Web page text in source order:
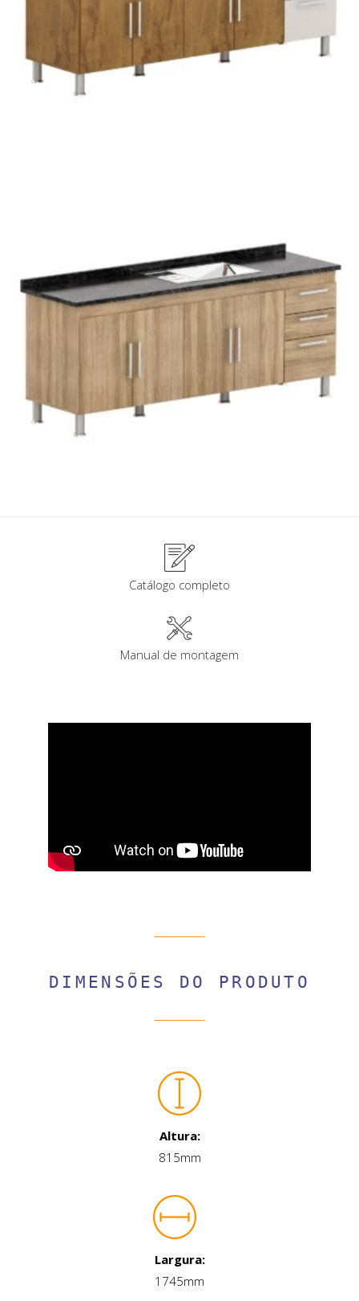
Catálogo completo
Manual de montagem
DIMENSÕES DO PRODUTO
Altura:
815mm
Largura:
1745mm